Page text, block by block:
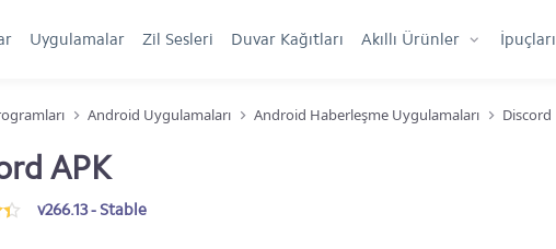
Uygulamalar Zil Sesleri Duvar Kağıtları Akıllı Ürünler İpuçları
Android Uygulamaları Android Haberleşme Uygulamaları Discord
APK
v266.13 - Stable